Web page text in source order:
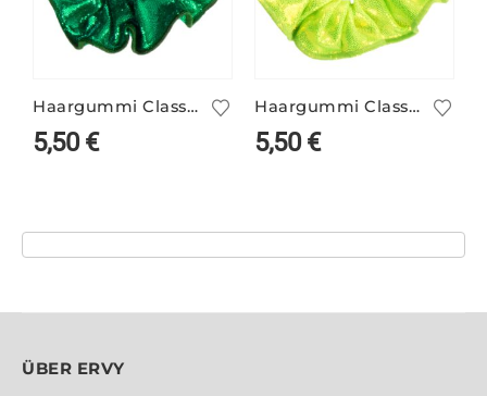
Haargummi Classic grün
5,50€
Haargummi Classic kiwi
5,50€
ÜBER ERVY